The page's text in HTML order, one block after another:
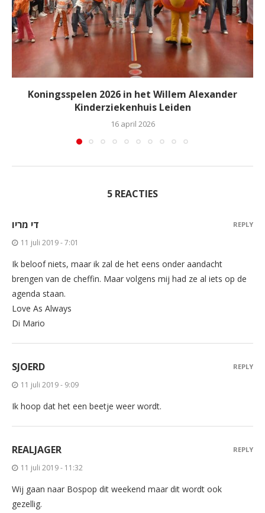
Koningsspelen 2026 in het Willem Alexander
Kinderziekenhuis Leiden
16 april 2026
5 REACTIES
די מריו
11 juli 2019 - 7:01
Ik beloof niets, maar ik zal de het eens onder aandacht
brengen van de cheffin. Maar volgens mij had ze al iets op de
agenda staan.
Love As Always
Di Mario
REPLY
SJOERD
11 juli 2019 - 9:09
Ik hoop dat het een beetje weer wordt.
REPLY
REALJAGER
11 juli 2019 - 11:32
Wij gaan naar Bospop dit weekend maar dit wordt ook
gezellig.
REPLY